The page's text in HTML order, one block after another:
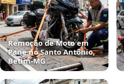
Remoção de Moto em
Pane no Santo Antônio,
Betim‑MG